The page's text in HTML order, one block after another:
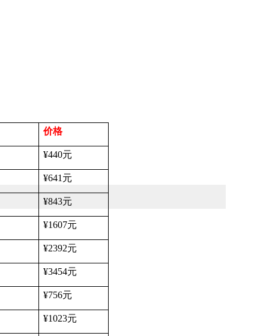
价格
¥440元
¥641 元
¥843元
¥1607元
¥2392元
¥3454元
¥756元
¥1023元